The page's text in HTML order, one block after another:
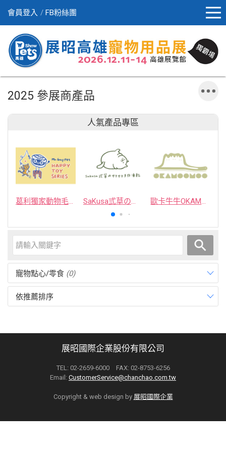
會員登入 FB粉絲團
2025 參展商產品
人氣產品專區
葛利獨家動物毛逗貓棒 SaKusa弎草のサクサク手作凍乾 歐卡牛牛OKAMOOMOO 貓草包
寵物點心/零食 (0)
依推薦排序
展昭國際企業股份有限公司
TEL: 02-2659-6000 FAX: 02-8753-6256
Email: CustomerService@chanchao.com.tw
Copyright & web design by 展昭國際企業